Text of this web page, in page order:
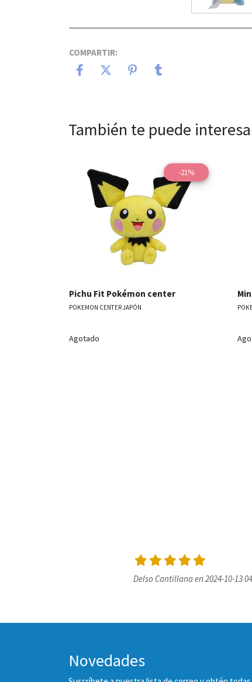
COMPARTIR:
También te puede
-21%
Ver detalles
Pichu Fit Pokémon center
POKEMON CENTER JAPÓN
Agotado
Delso Cantillana en 2024-10-13
Novedades